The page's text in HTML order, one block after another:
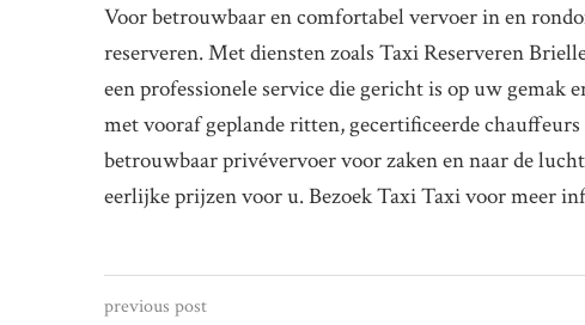
Voor betrouwbaar en comfortabel vervoer in en
reserveren. Met diensten zoals Taxi Reserveren
een professionele service die gericht is op uw
met vooraf geplande ritten, gecertificeerde
betrouwbaar privévervoer voor zaken en naar de
eerlijke prijzen voor u. Bezoek Taxi Taxi voor meer
previous post